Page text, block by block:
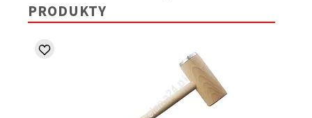
PRODUKTY